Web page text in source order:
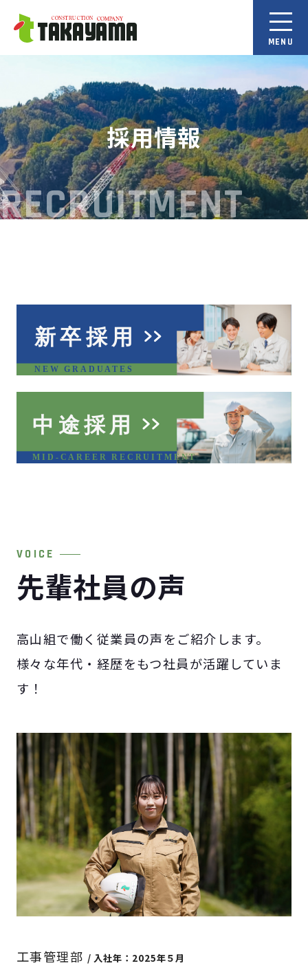
採用情報
RECRUITMENT
VOICE
先輩社員の声
高山組で働く従業員の声をご紹介します。
様々な年代・経歴をもつ社員が活躍していま
す！
工事管理部 / 入社年：2025年５月